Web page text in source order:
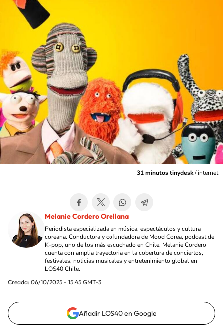
31 minutos tinydesk/internet
Melanie Cordero Orellana
Periodista especializada en música, espectáculos y cultura
coreana. Conductora y cofundadora de Mood Corea, podcast de
K-pop, uno de los más escuchado en Chile. Melanie Cordero
cuenta con amplia trayectoria en la cobertura de conciertos,
festivales, noticias musicales y entretenimiento global en
LOS40 Chile.
Creada: 06/10/2025 - 15:45 GMT-3
Añadir LOS40 en Google